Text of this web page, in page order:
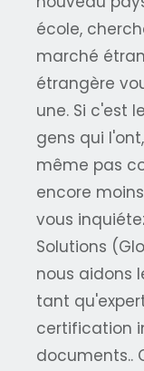
école,
marché
étrangère
une. Si c'est
gens qui
même pas
encore
vous
Solutions
nous aidons
tant
certification
documents..